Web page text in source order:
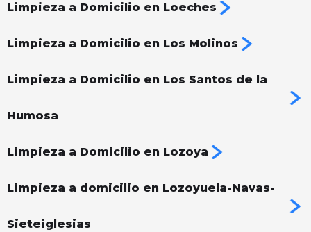
Limpieza a Domicilio en Loeches
Limpieza a Domicilio en Los Molinos
Limpieza a Domicilio en Los Santos de la
Humosa
Limpieza a Domicilio en Lozoya
Limpieza a domicilio en Lozoyuela-Navas-
Sieteiglesias